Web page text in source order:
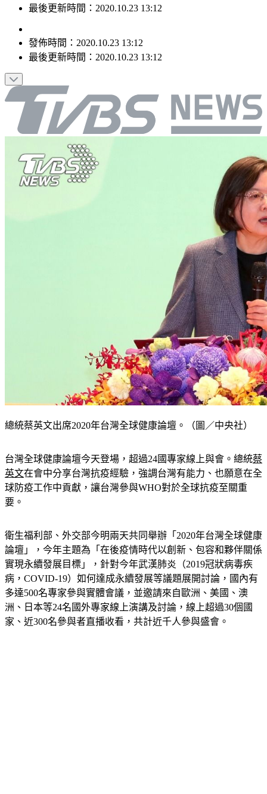
最後更新時間：2020.10.23 13:12
發佈時間： 2020.10.23 13:12
最後更新時間： 2020.10.23 13:12
總統蔡英文出席2020年台灣全球健康論壇。（圖／中央社）
台灣全球健康論壇今天登場，超過24國專家線上與會。總統蔡
英文在會中分享台灣抗疫經驗，強調台灣有能力、也願意在全
球防疫工作中貢獻，讓台灣參與WHO對於全球抗疫至關重
要。
衛生福利部、外交部今明兩天共同舉辦「2020年台灣全球健康
論壇」，今年主題為「在後疫情時代以創新、包容和夥伴關係
實現永續發展目標」，針對今年武漢肺炎（2019冠狀病毒疾
病，COVID-19）如何達成永續發展等議題展開討論，國內有
多達500名專家參與實體會議，並邀請來自歐洲、美國、澳
洲、日本等24名國外專家線上演講及討論，線上超過30個國
家、近300名參與者直播收看，共計近千人參與盛會。